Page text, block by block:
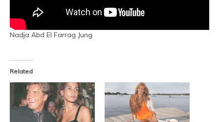
Nadja Abd El Farrag Jung
Related